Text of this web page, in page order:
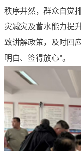
秩序井然，群众自觉
灾减灾及蓄水能力提
致讲解政策，及时回
明白、签得放心”。